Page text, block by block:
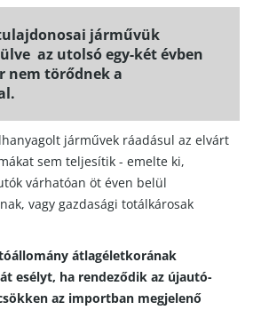
járművük
az utolsó egy-két évben
nem törődnek a
járművek ráadásul az elvárt
sem teljesítik - emelte ki,
várhatóan öt éven belül
vagy gazdasági totálkárosak
átlagéletkorának
esélyt, ha rendeződik az újautó-
az importban megjelenő